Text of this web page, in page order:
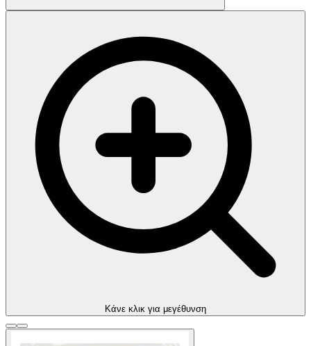
Kάνε κλικ για μεγέθυνση